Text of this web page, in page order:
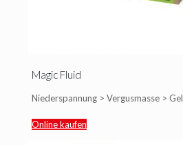
Magic Fluid
Niederspannung > Vergusmasse > Gel
Online kaufen